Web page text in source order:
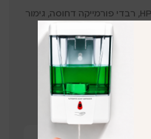
רבדי פורמייקה דחוסה, גימור
בצבעים לפי בחירה.
– 30 ס”מ